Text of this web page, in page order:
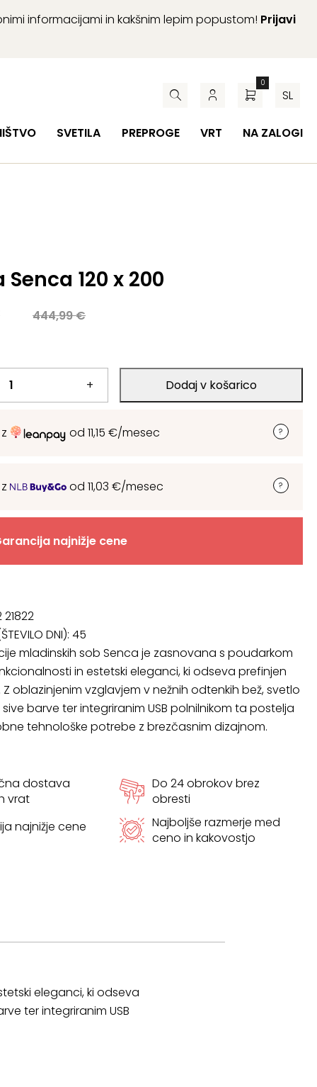
informacijami in kakšnim lepim popustom! Prijavi
0
SL
SVETILA PREPROGE VRT NA ZALOGI
120 x 200
444,99€
+ Dodaj v košarico
od 11,15 €/mesec
od 11,03 €/mesec
najnižje cene
21822
DNI): 45
mladinskih sob Senca je zasnovana s poudarkom
in estetski eleganci, ki odseva prefinjen
Z oblazinjenim vzglavjem v nežnih odtenkih bež, svetlo
barve ter integriranim USB polnilnikom ta postelja
tehnološke potrebe z brezčasnim dizajnom.
dostava
vrat
Do 24 obrokov brez
obresti
najnižje cene
Najboljše razmerje med
ceno in kakovostjo
eleganci, ki odseva
ter integriranim USB